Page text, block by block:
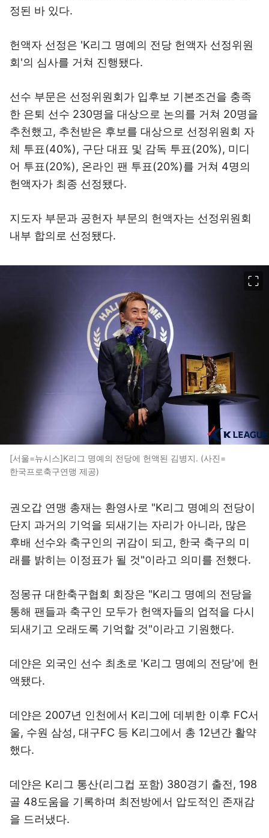
정된 바 있다.
헌액자 선정은 'K리그 명예의 전당 헌액자 선정위원
회'의 심사를 거쳐 진행됐다.
선수 부문은 선정위원회가 입후보 기본조건을 충족
한 은퇴 선수 230명을 대상으로 논의를 거쳐 20명을
추천했고, 추천받은 후보를 대상으로 선정위원회 자
체 투표(40%), 구단 대표 및 감독 투표(20%), 미디
어 투표(20%), 온라인 팬 투표(20%)를 거쳐 4명의
헌액자가 최종 선정됐다.
지도자 부문과 공헌자 부문의 헌액자는 선정위원회
내부 합의로 선정됐다.
[서울=뉴시스]K리그 명예의 전당에 헌액된 김병지. (사진=
한국프로축구연맹 제공)
권오갑 연맹 총재는 환영사로 "K리그 명예의 전당이
단지 과거의 기억을 되새기는 자리가 아니라, 많은
후배 선수와 축구인의 귀감이 되고, 한국 축구의 미
래를 밝히는 이정표가 될 것"이라고 의미를 전했다.
정몽규 대한축구협회 회장은 "K리그 명예의 전당을
통해 팬들과 축구인 모두가 헌액자들의 업적을 다시
되새기고 오래도록 기억할 것"이라고 기원했다.
데얀은 외국인 선수 최초로 'K리그 명예의 전당'에 헌
액됐다.
데얀은 2007년 인천에서 K리그에 데뷔한 이후 FC서
울, 수원 삼성, 대구FC 등 K리그에서 총 12년간 활약
했다.
데얀은 K리그 통산(리그컵 포함) 380경기 출전, 198
골 48도움을 기록하며 최전방에서 압도적인 존재감
을 드러냈다.